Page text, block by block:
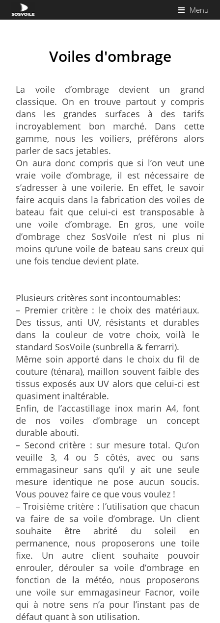
Menu
Voiles d'ombrage
La voile d’ombrage devient un grand
classique. On en trouve partout y compris
dans les grandes surfaces à des tarifs
incroyablement bon marché. Dans cette
gamme, nous les voiliers, préférons alors
parler de sacs jetables.
On aura donc compris que si l’on veut une
vraie voile d’ombrage, il est nécessaire de
s’adresser à une voilerie. En effet, le savoir
faire acquis dans la fabrication des voiles de
bateau fait que celui-ci est transposable à
une voile d’ombrage. En gros, une voile
d’ombrage chez SosVoile n’est ni plus ni
moins qu’une voile de bateau sans creux qui
une fois tendue devient plate.
Plusieurs critères sont incontournables:
– Premier critère : le choix des matériaux.
Des tissus, anti UV, résistants et durables
dans la couleur de votre choix, voilà le
standard SosVoile (sunbrella & ferrarri).
Même soin apporté dans le choix du fil de
couture (ténara), maillon souvent faible des
tissus exposés aux UV alors que celui-ci est
quasiment inaltérable.
Enfin, de l’accastillage inox marin A4, font
de nos voiles d’ombrage un concept
durable abouti.
– Second critère : sur mesure total. Qu’on
veuille 3, 4 ou 5 côtés, avec ou sans
emmagasineur sans qu’il y ait une seule
mesure identique ne pose aucun soucis.
Vous pouvez faire ce que vous voulez !
– Troisième critère : l’utilisation que chacun
va faire de sa voile d’ombrage. Un client
souhaite être abrité du soleil en
permanence, nous proposerons une toile
fixe. Un autre client souhaite pouvoir
enrouler, dérouler sa voile d’ombrage en
fonction de la météo, nous proposerons
une voile sur emmagasineur Facnor, voile
qui à notre sens n’a pour l’instant pas de
défaut quant à son utilisation.